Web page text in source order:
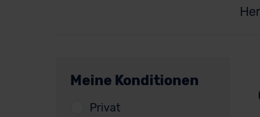
Meine Konditionen
Privat